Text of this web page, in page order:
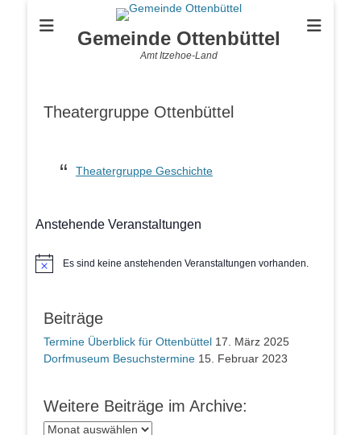
Gemeinde Ottenbüttel
Amt Itzehoe-Land
Theatergruppe Ottenbüttel
Theatergruppe Geschichte
Anstehende Veranstaltungen
HinweisEs sind keine anstehenden Veranstaltungen vorhanden.
Beiträge
Termine Überblick für Ottenbüttel 17. März 2025
Dorfmuseum Besuchstermine 15. Februar 2023
Weitere Beiträge im Archive:
Weitere